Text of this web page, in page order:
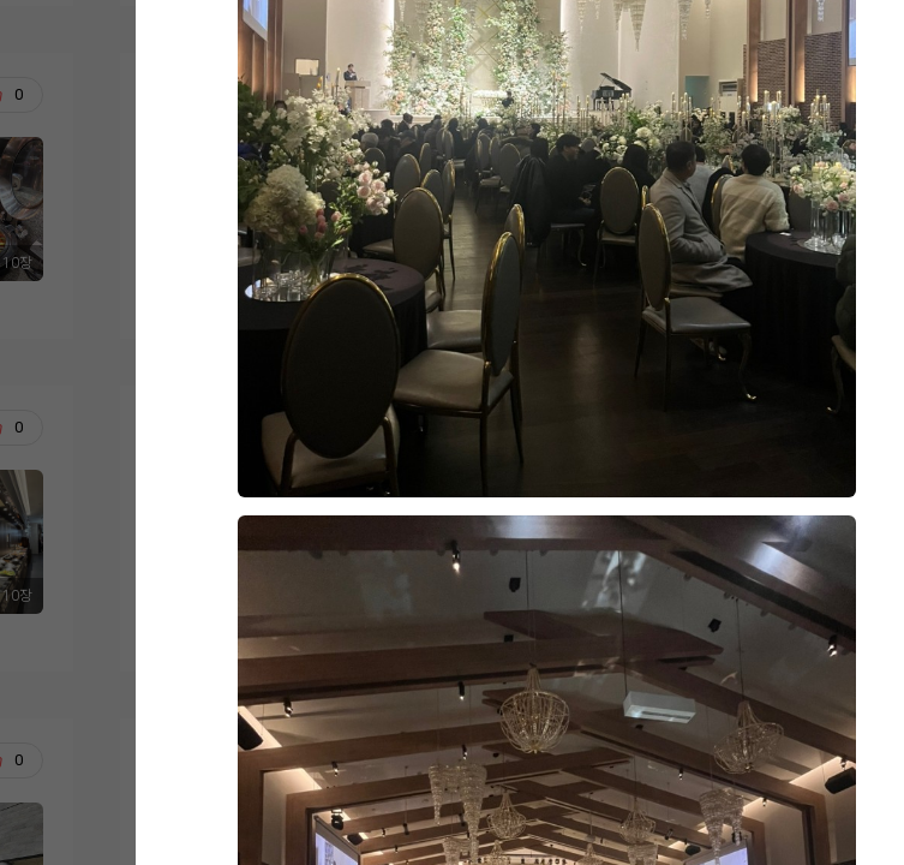
홀린 듯이 달려갔답니다.
비주얼부터 진짜 대박이었어요!
스테이크 옆에 구운 야채랑 구운 마늘,
다양한 소스(홀그레인 머스타드, 스테이크 소스 등)까지
알차게 세팅되어 있더라고요.
취향껏 예쁘게 플레이팅해서 가져올 수 있어서
레스토랑에서 코스 요리 먹는 기분까지 들었어요
기타 식사 코너
메인 메뉴들 외에도
뷔페 메뉴가 정말 끝도 없이 펼쳐져 있더라고요!
바삭바삭하게 갓 튀겨낸 튀김류부터
따끈한 국물이 일품인 국수 코너까지...?
셰프님들이 즉석에서 정성껏 조리해 주시는
음식들이 많아서 골라 먹는 재미가 엄청났어요
스테이크는 정말 부드러웠어요
부모님께서 임플란트 시작한지
얼마 안되셔서 치아가 많이 약한데도
불구하고 고기가 질기지 않아서
잘 씹히고 맛있다고 하더라구요
다른 결혼식 뷔페가면
고기가 많이 질기거나 힘줄이 있어서
건물 자체도 마음에 들었어요. 웨딩 전용 단독 빌딩이라 다
른 용도 시설 없이 웨딩에만 집중할 수 있는 환경이라는 점
이 확실히 다르더라구요. 지하 B1~B8, 지상 11층 규모에
하객용 엘리베이터만 7~8대, 신랑신부 혼주용은 따로 있어
서 동선도 잘 짜여 있었고요. 특히 층마다 홀과 전용 연회
장이 하나씩 배치되어 있어서 다른 예식 하객들과 동선이
섞이지 않고 프라이빗하게 진행할 수 있다는 점이 큰 장점
이라고 느꼈어요.
층 구성도 마음에 들었어요. 1층 예약실·미용실·드레스샵,
3~5층 연회장, 10층 폐백실·스튜디오, 11층 폐백실·정산실
·행정실로 되어 있어서 스드메를 정말 원큐에 해결할 수 있
무엇보다 결정적이었던 건 홀이었어요. 상담할 때 영상이
랑 사전 안내로 각 홀 이미지를 미리 보고 투어할 홀 2개를
직접 골라볼 수 있었는데, 저희는 9층 아모르홀을 보자마자
마음을 정했어요. 층고가 높아서 답답한 느낌이 전혀 없고,
천장이 격자 대들보처럼 되어 있는 게 특이했어요. 실제로
보면 그리너리하고 꽃밭에 있는 느낌이라 화려하기보단 깔
끔한 채플식 분위기가 딱 저희 취향이었고, 샹들리에와 버
진로드 연출 덕분에 사진도 고급스럽게 나올 것 같았어요.
조명·음악까지 실제로 연출해서 보여주셔서 예식 당일 느
낌을 미리 그려볼 수 있었던 것도 결정에 확신을 더해줬어
이런 이유들로 웨딩그룹위더스와 계약하게 됐어요. 여러모
로 좋은 선택이었다고 생각해요!
사실 이곳 뷔페는 예전에 친구 결혼식에 하객으로 왔을 때
인상 깊게 먹었던 기억이 있어 기대가 컸는데요. 이번에는
저희 하객분들이 남녀노소 불편함 없이 드실 수 있을지를
생각하며 사시미, 초밥, 구이류, 볶음류, 샐러드까지 최대한
다양하게 맛봤습니다.
식사 후 네 명이 각자 기억에 남는 메뉴를 하나씩 꼽아봤습
니다. 평소 고기를 즐겨 드시지 않는 저희 어머니는 스테이
크가 부드럽게 구워져 드시기 편했다고 하셨고, 신부 어머
님께서는 전복죽이 특히 맛있었다고 하셨습니다. 신부는
다른 뷔페에서는 본 적 없던 단호박 정과를 처음 먹어봤는
데 기대 이상이었다고 하네요. 고기를 좋아하는 저는 의외
로 우삼겹 샐러드가 가장 기억에 남았습니다. 평소 차가운
고기를 좋아하지 않는데도 얇게 준비되어 씹기 부드러웠
고, 드레싱이 채소와 고기를 잘 어우러지게 해줘서 두세 번
더 가져다 먹었을 정도였습니다.
한 가지 아쉬운 점을 꼽자면 찐 게 요리의 간이 생각보다
세서 어머님들이 조금 놀라셨다는 정도인데, 그 외에는 네
명 모두 만족스러운 식사였습니다.
식사 후에는 마침 저희가 계약한 펠리체홀에 예식이 없어
홀도 여유롭게 둘러볼 수 있었습니다. 어두운 홀에 웅장한
샹들리에와 수많은 꽃 장식이 어우러진 모습이 정말 멋있
었고, 신부 입장 때 샹들리에가 내려오는 연출까지 직접 보
고 나니 결혼한다는 게 비로소 실감 났습니다. 어머님들도
같은 마음이셨다고 하네요. 그 순간이 너무 멋져서 사진으
로도 남겨 함께 첨부합니다. 시식과 홀 투어 모두 만족스러
웠고, 9월 본식이 더욱 기대되는 하루였습니다.
0
10장
서창희, 채아린 2026-08-02 24명 읽음
결혼식을 앞두고 위더스 영등포 웨딩홀 시식에 다녀왔습니
다. 하객분들께 가장 중요한 것 중 하나가 음식이라고 생각
해서 기대를 많이 하고 방문했는데, 기대 이상으로 만족스
러운 시간이었습니다.
먼저 음식 가짓수가 다양해서 누구나 취향에 맞게 즐길 수
있을 것 같았습니다. 한식, 양식, 중식은 물론 샐러드와 디
저트까지 골고루 준비되어 있었고, 전체적으로 음식이 깔
끔하게 진열되어 있어 보기에도 좋았습니다. 특히 고기 요
리는 부드럽고 촉촉했으며, 해산물도 신선해서 비린 맛 없
이 맛있게 먹을 수 있었습니다. 따뜻하게 먹어야 하는 음식
은 온도가 잘 유지되어 있었고, 튀김류도 바삭한 식감이 살
아 있어 만족스러웠습니다.
디저트 코너도 인상적이었습니다. 다양한 케이크와 과일,
음료가 준비되어 있어 식사를 마무리하기 좋았고, 전체적
으로 음식 간이 과하지 않아 어르신부터 젊은 하객까지 모
두 부담 없이 드실 수 있을 것 같았습니다.
무엇보다 직원분들의 서비스가 정말 좋았습니다. 음식이
비어 있는 곳은 바로 채워 주셨고, 사용한 접시도 빠르게 정
리해 주셔서 쾌적하게 식사할 수 있었습니다. 직원분들이
친절하게 응대해 주시는 모습에서 결혼식 당일에도 하객분
들을 세심하게 배려해 주실 것이라는 믿음이 들었습니다.
10장
0
10장
송용석, 석정애 2026-08-02 12명 읽음
저희도 드디어 위더스 입성!!!
웨딩홀을 보고 여러군데 왜비교하나 싶을만큼 너무만족스
러운 홀컨디션에 섬세함까지 후회없을거에요ㅜㅜ 근데 위
음식이 도레미쳣습니다 오늘 먹고와서 기절하는줄..
입짧은 제 남편 3접시 클리어 해버리고
원래면 한접시에 휘청거릴사람인데 3접시나 먹었다니까
요..?결혼식에 중요한 자리를 맡아주는 친구와도
같이 다녀왓는데 세상세상 이친구도 만족
거의 미슐랭 입맛을 가진 친군데 만족에 손가락을 치켜올
렷어요ㅋㅋㅋㅋㅋㅋ
저도 이제 나이가 나이인지라 결혼식 열심히 참석해서 다
녀봣는데 솔직히 코스요리로 나오는곳보단 뷔페를 선호햇
고 뷔페중에서도 고르자면 위더스가 일등이랄까요 모든 음
10장
0 박태욱, 정조원 2026-07-30 18명 읽음 0
영등포 위더스 계약 후기입니다 :)